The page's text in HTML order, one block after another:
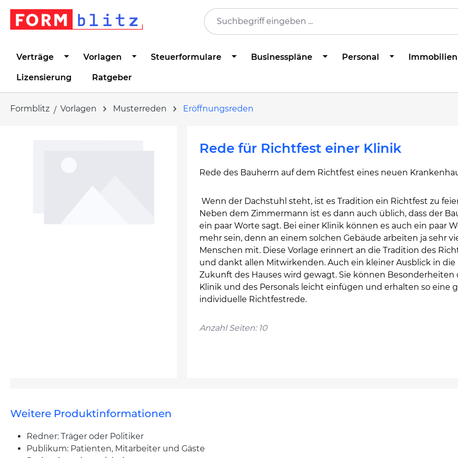
Zur Hauptnavigation springen
Verträge Vorlagen Steuerformulare Businesspläne Personal Immobilien
Lizensierung Ratgeber
Formblitz Vorlagen Musterreden Eröffnungsreden
Rede für Richtfest einer Klinik
Rede des Bauherrn auf dem Richtfest eines neuen
Wenn der Dachstuhl steht, ist es Tradition ein Richtfest zu
Neben dem Zimmermann ist es dann auch üblich, dass der
ein paar Worte sagt. Bei einer Klinik können es auch ein paar
mehr sein, denn an einem solchen Gebäude arbeiten ja sehr
Menschen mit. Diese Vorlage erinnert an die Tradition des
und dankt allen Mitwirkenden. Auch ein kleiner Ausblick in die
Zukunft des Hauses wird gewagt. Sie können Besonderheiten
Klinik und des Personals leicht einfügen und erhalten so eine
individuelle Richtfestrede.
Anzahl Seiten: 10
Weitere Produktinformationen
Redner: Träger oder Politiker
Publikum: Patienten, Mitarbeiter und Gäste